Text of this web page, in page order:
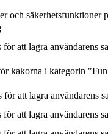
och säkerhetsfunktioner
att lagra användarens
kakorna i kategorin
att lagra användarens
att lagra användarens